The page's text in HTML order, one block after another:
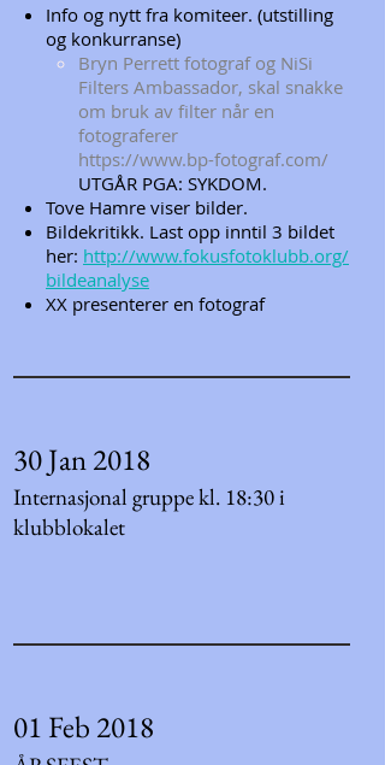
Info og nytt fra komiteer. (utstilling
og konkurranse)
Bryn Perrett fotograf og NiSi
Filters Ambassador, skal snakke
om bruk av filter når en
fotograferer
https://www.bp-fotograf.com/
UTGÅR PGA: SYKDOM.
Tove Hamre viser bilder.
Bildekritikk. Last opp inntil 3 bildet
her: http://www.fokusfotoklubb.org/
bildeanalyse
XX presenterer en fotograf
30 Jan 2018
Internasjonal gruppe kl. 18:30 i
klubblokalet
01 Feb 2018